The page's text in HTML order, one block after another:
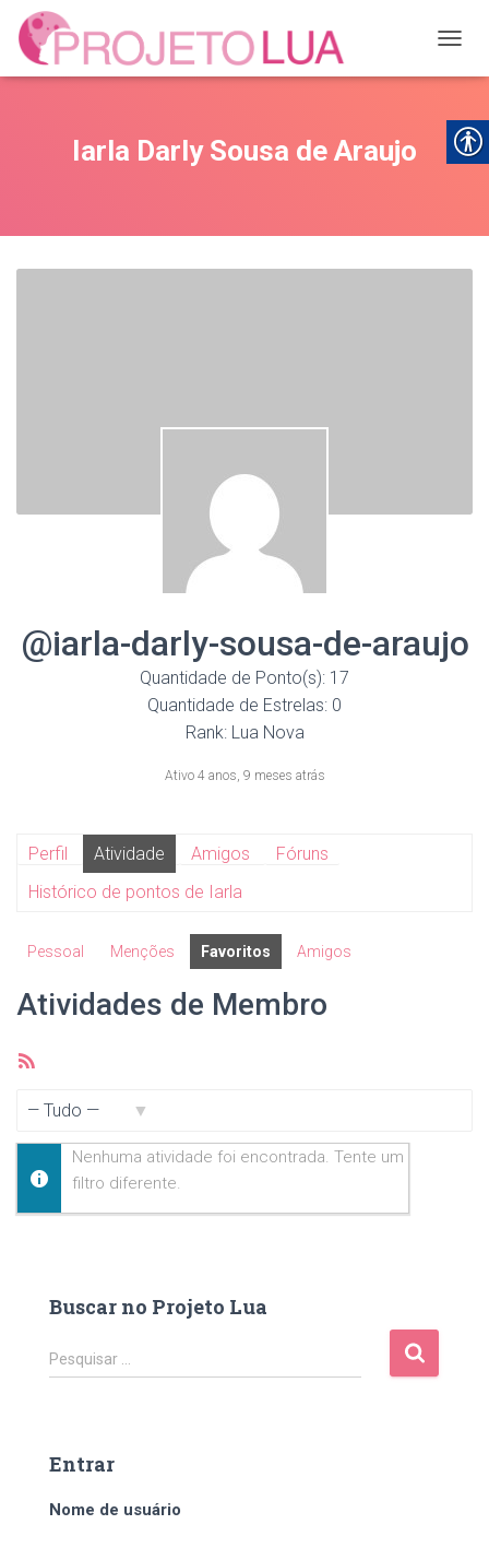
Iarla Darly Sousa de Araujo
@iarla-darly-sousa-de-araujo
Quantidade de Ponto(s): 17
Quantidade de Estrelas: 0
Rank: Lua Nova
Ativo 4 anos, 9 meses atrás
Perfil Atividade Amigos
Fóruns
Histórico de pontos de Iarla
Pessoal Menções Favoritos Amigos
Atividades de Membro
Nenhuma atividade foi encontrada. Tente um
filtro diferente.
Buscar no Projeto Lua
P
e
i
a
Pesquisar …
Entrar
Nome de usuário